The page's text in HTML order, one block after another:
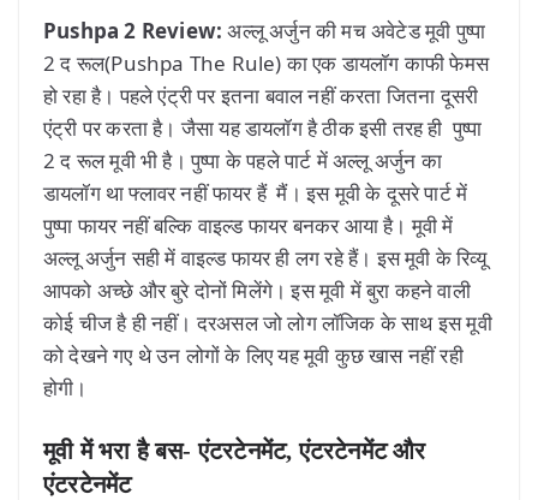
Pushpa 2 Review: अल्लू अर्जुन की मच अवेटेड मूवी पुष्पा
2 द रूल(Pushpa The Rule) का एक डायलॉग काफी फेमस
हो रहा है। पहले एंट्री पर इतना बवाल नहीं करता जितना दूसरी
एंट्री पर करता है। जैसा यह डायलॉग है ठीक इसी तरह ही पुष्पा
2 द रूल मूवी भी है। पुष्पा के पहले पार्ट में अल्लू अर्जुन का
डायलॉग था फ्लावर नहीं फायर हैं मैं। इस मूवी के दूसरे पार्ट में
पुष्पा फायर नहीं बल्कि वाइल्ड फायर बनकर आया है। मूवी में
अल्लू अर्जुन सही में वाइल्ड फायर ही लग रहे हैं। इस मूवी के रिव्यू
आपको अच्छे और बुरे दोनों मिलेंगे। इस मूवी में बुरा कहने वाली
कोई चीज है ही नहीं। दरअसल जो लोग लॉजिक के साथ इस मूवी
को देखने गए थे उन लोगों के लिए यह मूवी कुछ खास नहीं रही
होगी।
मूवी में भरा है बस- एंटरटेनमेंट, एंटरटेनमेंट और
एंटरटेनमेंट